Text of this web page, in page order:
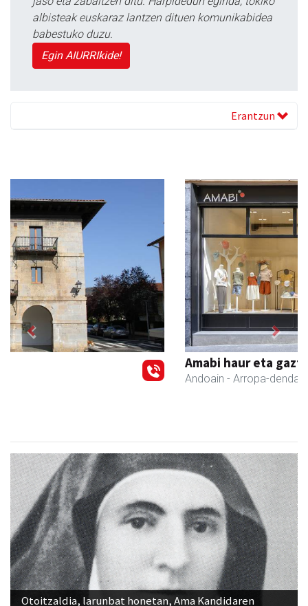
albisteak euskaraz lantzen dituen komunikabidea
babestuko duzu.
Egin AIURRIkide!
Erantzun
Amabi haur eta gazte jantziak
Previous Next
Otoitzaldia, larunbat honetan, Ama Kandidaren